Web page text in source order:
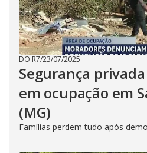
DO R7/23/07/2025
Segurança
em ocupação em
(MG)
Famílias perdem tudo após